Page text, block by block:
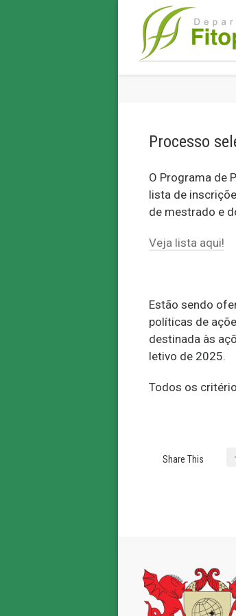
Processo
O Programa de
lista de
de mestrado e
Veja lista aqui!
Estão sendo
políticas de
destinada às
letivo de 2025.
Todos os
Share This